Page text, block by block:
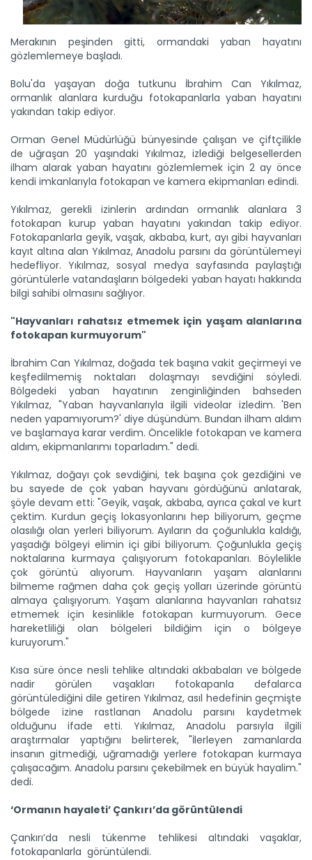
Merakının peşinden gitti, ormandaki yaban hayatını
gözlemlemeye başladı.
Bolu'da yaşayan doğa tutkunu İbrahim Can Yıkılmaz,
ormanlık alanlara kurduğu fotokapanlarla yaban hayatını
yakından takip ediyor.
Orman Genel Müdürlüğü bünyesinde çalışan ve çiftçilikle
de uğraşan 20 yaşındaki Yıkılmaz, izlediği belgesellerden
ilham alarak yaban hayatını gözlemlemek için 2 ay önce
kendi imkanlarıyla fotokapan ve kamera ekipmanları edindi.
Yıkılmaz, gerekli izinlerin ardından ormanlık alanlara 3
fotokapan kurup yaban hayatını yakından takip ediyor.
Fotokapanlarla geyik, vaşak, akbaba, kurt, ayı gibi hayvanları
kayıt altına alan Yıkılmaz, Anadolu parsını da görüntülemeyi
hedefliyor. Yıkılmaz, sosyal medya sayfasında paylaştığı
görüntülerle vatandaşların bölgedeki yaban hayatı hakkında
bilgi sahibi olmasını sağlıyor.
"Hayvanları rahatsız etmemek için yaşam alanlarına
fotokapan kurmuyorum"
İbrahim Can Yıkılmaz, doğada tek başına vakit geçirmeyi ve
keşfedilmemiş noktaları dolaşmayı sevdiğini söyledi.
Bölgedeki yaban hayatının zenginliğinden bahseden
Yıkılmaz, "Yaban hayvanlarıyla ilgili videolar izledim. 'Ben
neden yapamıyorum?' diye düşündüm. Bundan ilham aldım
ve başlamaya karar verdim. Öncelikle fotokapan ve kamera
aldım, ekipmanlarımı toparladım." dedi.
Yıkılmaz, doğayı çok sevdiğini, tek başına çok gezdiğini ve
bu sayede de çok yaban hayvanı gördüğünü anlatarak,
şöyle devam etti: "Geyik, vaşak, akbaba, ayrıca çakal ve kurt
çektim. Kurdun geçiş lokasyonlarını hep biliyorum, geçme
olasılığı olan yerleri biliyorum. Ayıların da çoğunlukla kaldığı,
yaşadığı bölgeyi elimin içi gibi biliyorum. Çoğunlukla geçiş
noktalarına kurmaya çalışıyorum fotokapanları. Böylelikle
çok görüntü alıyorum. Hayvanların yaşam alanlarını
bilmeme rağmen daha çok geçiş yolları üzerinde görüntü
almaya çalışıyorum. Yaşam alanlarına hayvanları rahatsız
etmemek için kesinlikle fotokapan kurmuyorum. Gece
hareketliliği olan bölgeleri bildiğim için o bölgeye
kuruyorum."
Kısa süre önce nesli tehlike altındaki akbabaları ve bölgede
nadir görülen vaşakları fotokapanla defalarca
görüntülediğini dile getiren Yıkılmaz, asıl hedefinin geçmişte
bölgede izine rastlanan Anadolu parsını kaydetmek
olduğunu ifade etti. Yıkılmaz, Anadolu parsıyla ilgili
araştırmalar yaptığını belirterek, "İlerleyen zamanlarda
insanın gitmediği, uğramadığı yerlere fotokapan kurmaya
çalışacağım. Anadolu parsını çekebilmek en büyük hayalim."
dedi.
‘Ormanın hayaleti’ Çankırı’da görüntülendi
Çankırı’da nesli tükenme tehlikesi altındaki vaşaklar,
fotokapanlarla görüntülendi.
Balıkçılık ve Su Ürünleri Genel Müdürü Turgay Türkyılmaz, su...